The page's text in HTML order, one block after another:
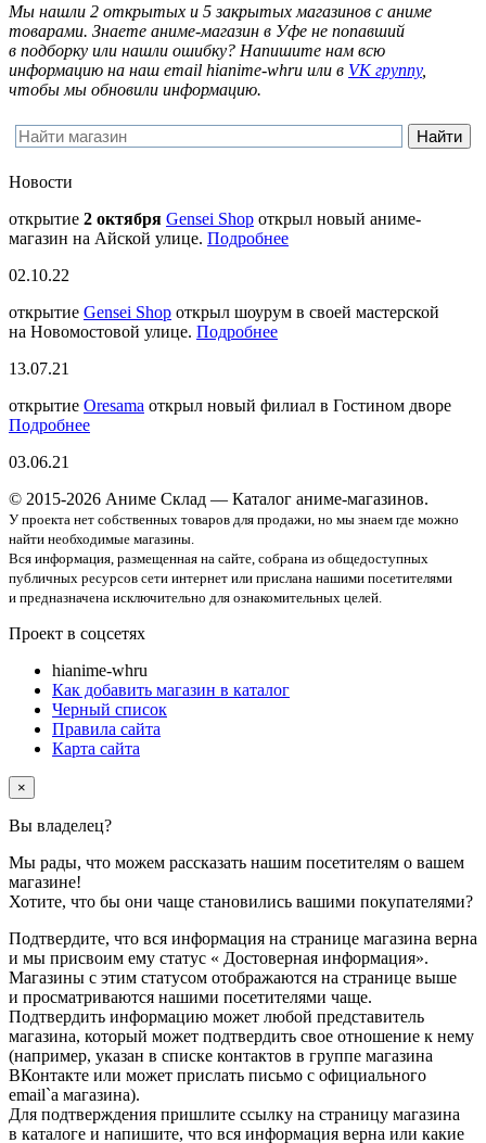
Мы нашли 2 открытых и 5 закрытых магазинов с аниме
товарами. Знаете аниме-магазин в Уфе не попавший
в подборку или нашли ошибку? Напишите нам всю
информацию на наш email hianime-whru или в VK группу,
чтобы мы обновили информацию.
Новости
открытие 2 октября Gensei Shop открыл новый аниме-
магазин на Айской улице. Подробнее
02.10.22
открытие Gensei Shop открыл шоурум в своей мастерской
на Новомостовой улице. Подробнее
13.07.21
открытие Oresama открыл новый филиал в Гостином дворе
Подробнее
03.06.21
© 2015-2026 Аниме Склад — Каталог аниме-магазинов.
У проекта нет собственных товаров для продажи, но мы знаем где можно
найти необходимые магазины.
Вся информация, размещенная на сайте, собрана из общедоступных
публичных ресурсов сети интернет или прислана нашими посетителями
и предназначена исключительно для ознакомительных целей.
Проект в соцсетях
hianime-whru
Как добавить магазин в каталог
Черный список
Правила сайта
Карта сайта
×
Вы владелец?
Мы рады, что можем рассказать нашим посетителям о вашем
магазине!
Хотите, что бы они чаще становились вашими покупателями?
Подтвердите, что вся информация на странице магазина верна
и мы присвоим ему статус « Достоверная информация».
Магазины с этим статусом отображаются на странице выше
и просматриваются нашими посетителями чаще.
Подтвердить информацию может любой представитель
магазина, который может подтвердить свое отношение к нему
(например, указан в списке контактов в группе магазина
ВКонтакте или может прислать письмо с официального
email`а магазина).
Для подтверждения пришлите ссылку на страницу магазина
в каталоге и напишите, что вся информация верна или какие